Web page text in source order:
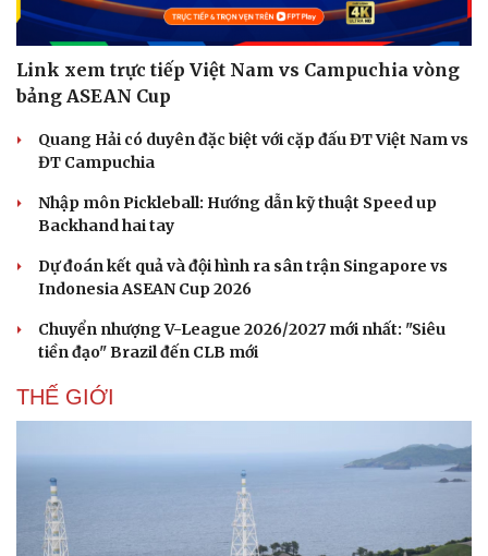
Link xem trực tiếp Việt Nam vs Campuchia vòng
bảng ASEAN Cup
Quang Hải có duyên đặc biệt với cặp đấu ĐT Việt Nam vs
ĐT Campuchia
Nhập môn Pickleball: Hướng dẫn kỹ thuật Speed up
Backhand hai tay
Dự đoán kết quả và đội hình ra sân trận Singapore vs
Indonesia ASEAN Cup 2026
Chuyển nhượng V-League 2026/2027 mới nhất: "Siêu
tiền đạo" Brazil đến CLB mới
THẾ GIỚI